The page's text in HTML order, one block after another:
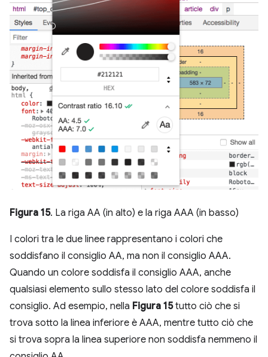
Figura 15. La riga AA (in alto) e la riga AAA (in basso)
I colori tra le due linee rappresentano i colori che
soddisfano il consiglio AA, ma non il consiglio AAA.
Quando un colore soddisfa il consiglio AAA, anche
qualsiasi elemento sullo stesso lato del colore soddisfa il
consiglio. Ad esempio, nella Figura 15tutto ciò che si
trova sotto la linea inferiore è AAA, mentre tutto ciò che
si trova sopra la linea superiore non soddisfa nemmeno il